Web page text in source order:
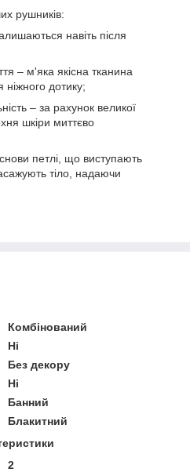
рушників:
навіть після
– м'яка якісна тканина
ніжного дотику;
– за рахунок великої
шкіри миттєво
петлі, що виступають
тіло, надаючи
Комбінований
Ні
Без декору
Ні
Банний
Блакитний
2